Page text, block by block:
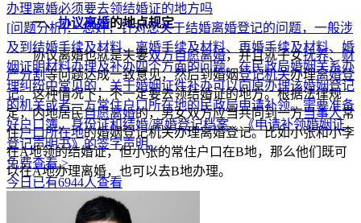
一、协议离婚的地点规定
协议离婚也就是夫妻双方自愿离婚，并且就子女抚养、财
产分割等问题达成一致意见，然后到婚姻登记机关办理离婚登
记。这种情况下，不一定要去领结婚证的地方。根据法律规
定，内地居民自愿离婚的，男女双方应当共同到一方当事人常
住户口所在地的婚姻登记机关办理离婚登记。比如小张和小李
在A地领的结婚证，但小张的常住户口在B地，那么他们既可
以在A地办理离婚，也可以去B地办理。
诉讼离婚的管辖
办理离婚必须要去领结婚证的地方吗
[问题分析]：您好，针对您关于结婚离婚登记的问题，一般涉
及到结婚手续及材料、离婚手续及材料、再婚手续及材料、婚
姻证明材料办理及补办四个方面的问题。在民政局婚姻关系办
理纠纷中常见的，关于婚姻证件补办可以向原办理该婚姻登记
的机关或者一方常住户口所在地的民政局申请补领。需要准备
好户口簿、身份证和结婚/离婚登记档案、《申请补领婚姻证
登记声明书》的签字声明。
免费查看 >
今日已有6944人查看